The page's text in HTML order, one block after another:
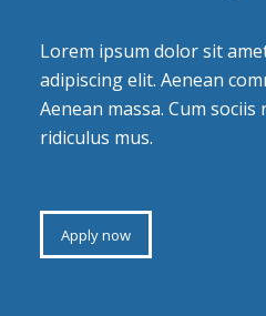
Lorem ipsum dolor sit
adipiscing elit. Aenean
Aenean massa. Cum
ridiculus mus.
Apply now